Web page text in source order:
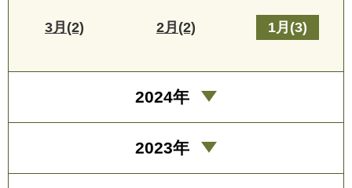
3月(2) 2月(2) 1月(3)
2024年
2023年